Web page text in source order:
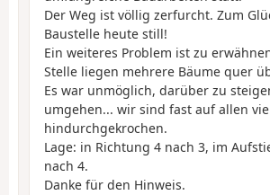
Der Weg ist völlig zerfurcht. Zum
Baustelle heute still!
Ein weiteres Problem ist zu
Stelle liegen mehrere Bäume quer
Es war unmöglich, darüber zu
umgehen... wir sind fast auf allen
hindurchgekrochen.
Lage: in Richtung 4 nach 3, im
nach 4.
Danke für den Hinweis.